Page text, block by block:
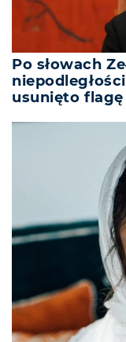
Po słowach
usunięto flagę